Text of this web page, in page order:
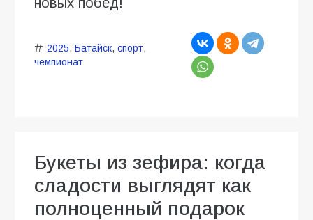
2025, Батайск, спорт,
чемпионат
Букеты из зефира: когда
сладости выглядят как
полноценный подарок